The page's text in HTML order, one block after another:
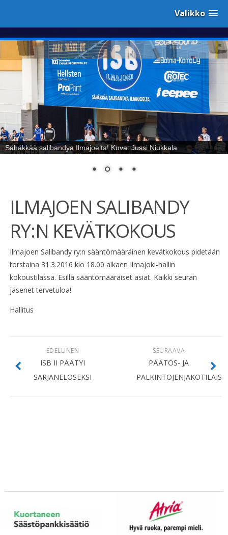
Valikko
Sähäkkää salibandya Ilmajoelta! Kuva: Jussi Niukkala
ILMAJOEN SALIBANDY
RY:N KEVÄTKOKOUS
Ilmajoen Salibandy ry:n sääntömääräinen kevätkokous pidetään
torstaina 31.3.2016 klo 18.00 alkaen Ilmajoki-hallin
kokoustilassa. Esillä sääntömääräiset asiat. Kaikki seuran
jäsenet tervetuloa!
Hallitus
SEURAAVA
PÄÄTÖS- JA
EDELLINEN
ISB II PÄÄTYI
SARJANELOSEKSI